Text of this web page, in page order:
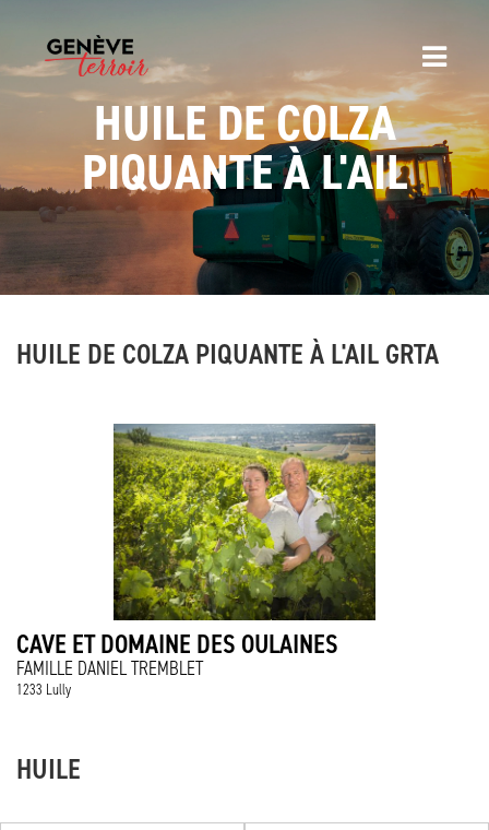
HUILE DE COLZA
PIQUANTE À L'AIL
HUILE DE COLZA PIQUANTE À L'AIL GRTA
CAVE ET DOMAINE DES OULAINES
FAMILLE DANIEL TREMBLET
1233 Lully
HUILE